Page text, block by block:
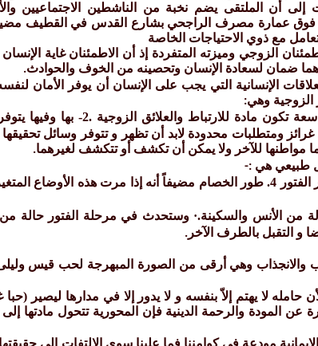
أن الملتقى يضم نخبة من الناشطين الاجتماعيين
فوق عمارة مصرف الراجحي بشارع القدس في القطيف
مع ذوي الاحتياجات الخاصة
الزوجي وميزته المتفردة إذ أن الاطمئنان غاية
ضمان لسعادة الإنسان وتحصينه من الخوف والحوادث.
الإنسانية التي يجب على الإنسان أن يوفر الأمان لنفسه
الزوجية وهي:
العلاقة الزوجية هي علاقة واسعة تمتد لمدى زماني طويل وتتسع
والرجل , فلكليهما غرائز ومتطلبات محدودة لابد أن تظهر و تتوفر وسائل
.
طبيعي هي :-
طور الانجذاب والاندفاع التي تحركه الغريزة. 2 . طور الانسجام والتفاهم. 3 . طور الفتور 4. طور الخصام مضيفاً أنه
من الأنس والسكينة.· وستحدث في مرحلة الفتور حالة من
و التقبل بالطرف الآخر .
والانجذاب وهي أرقى من الصورة المبهرجة لحب قيس
لا يهتم إلاّ بنفسه و لا يدور إلا في مدارها ليصير
عن المودة والرحمة الدينية فإن المحورية تتحول مادتها
مودعة في كوامننا فما علينا سوى الالتفات إلى